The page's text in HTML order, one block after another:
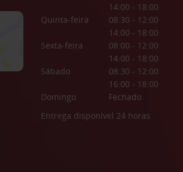
14:00 - 18:00
Quinta-feira
08:30 - 12:00
14:00 - 18:00
Sexta-feira
08:00 - 12:00
14:00 - 18:00
Sábado
08:30 - 12:00
16:00 - 18:00
Domingo
Fechado
Entrega disponível 24 horas